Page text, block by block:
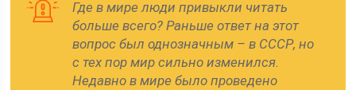
Где в мире люди привыкли читать
больше всего? Раньше ответ на этот
вопрос был однозначным – в СССР, но
с тех пор мир сильно изменился.
Недавно в мире было проведено